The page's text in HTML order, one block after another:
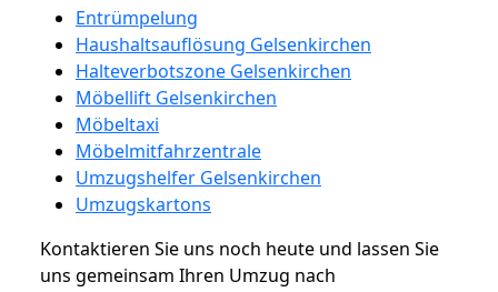
Entrümpelung
Haushaltsauflösung Gelsenkirchen
Halteverbotszone Gelsenkirchen
Möbellift Gelsenkirchen
Möbeltaxi
Möbelmitfahrzentrale
Umzugshelfer Gelsenkirchen
Umzugskartons
Kontaktieren Sie uns noch heute und lassen Sie
uns gemeinsam Ihren Umzug nach